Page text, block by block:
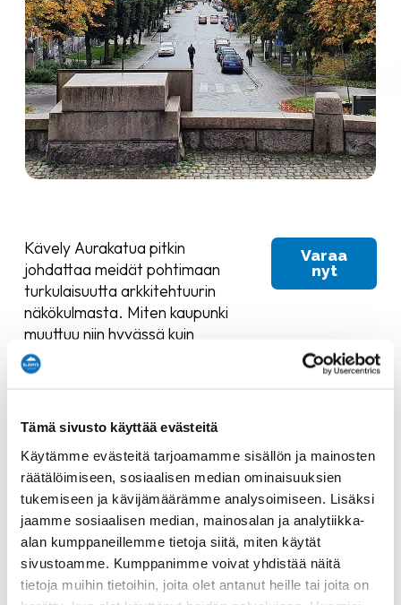
Tämä sivusto käyttää evästeitä
Käytämme evästeitä tarjoamamme sisällön ja mainosten
räätälöimiseen, sosiaalisen median ominaisuuksien
tukemiseen ja kävijämäärämme analysoimiseen. Lisäksi
jaamme sosiaalisen median, mainosalan ja analytiikka-
alan kumppaneillemme tietoja siitä, miten käytät
sivustoamme. Kumppanimme voivat yhdistää näitä
tietoja muihin tietoihin, joita olet antanut heille tai joita on
Kävely Aurakatua pitkin
johdattaa meidät pohtimaan
turkulaisuutta arkkitehtuurin
näkökulmasta. Miten kaupunki
muuttuu niin hyvässä kuin
pahassa ja eri aikakausien
käsitykset oikeanlaisesta
yhdeksi ainutlaatuiseksi
kaupunkikuvaksi. Mitä meidän
arkiympäristömme kertoo, kun
sitä pysähtyy katsomaan.
Aurakadun varrella päästään
puhumaan niin tulipaloista,
taiteesta, kansallisromantiikasta,
kuin modernin autokaupungin
Varaa
nyt